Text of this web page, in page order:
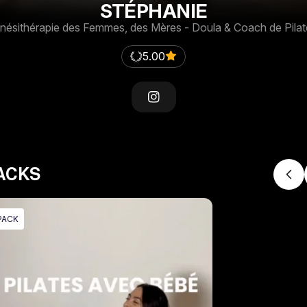
STÉPHANIE
des Femmes, des Mères - Doula & Coach de
5.00